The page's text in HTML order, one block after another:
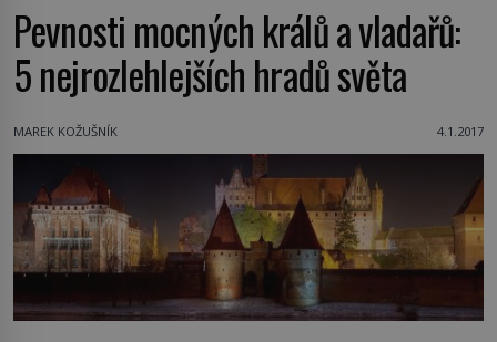
Pevnosti mocných králů a vladařů:
5 nejrozlehlejších hradů světa
MAREK KOŽUŠNÍK 4.1.2017